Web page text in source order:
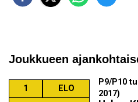
Joukkueen
1 ELO
P9/P10
2017)